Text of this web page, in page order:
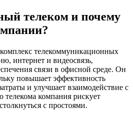
телеком и почему
телекоммуникационных
интернет и видеосвязь,
связи в офисной среде. Он
повышает эффективность
и улучшает взаимодействие с
телекома компания рискует
с простоями.